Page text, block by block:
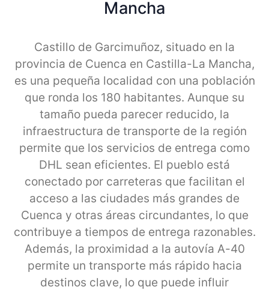
Mancha
Castillo de Garcimuñoz, situado en la
provincia de Cuenca en Castilla-La Mancha,
es una pequeña localidad con una población
que ronda los 180 habitantes. Aunque su
tamaño pueda parecer reducido, la
infraestructura de transporte de la región
permite que los servicios de entrega como
DHL sean eficientes. El pueblo está
conectado por carreteras que facilitan el
acceso a las ciudades más grandes de
Cuenca y otras áreas circundantes, lo que
contribuye a tiempos de entrega razonables.
Además, la proximidad a la autovía A-40
permite un transporte más rápido hacia
destinos clave, lo que puede influir